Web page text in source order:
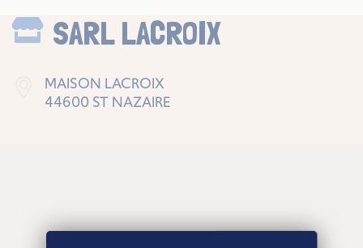
SARL LACROIX
MAISON LACROIX
44600 ST NAZAIRE